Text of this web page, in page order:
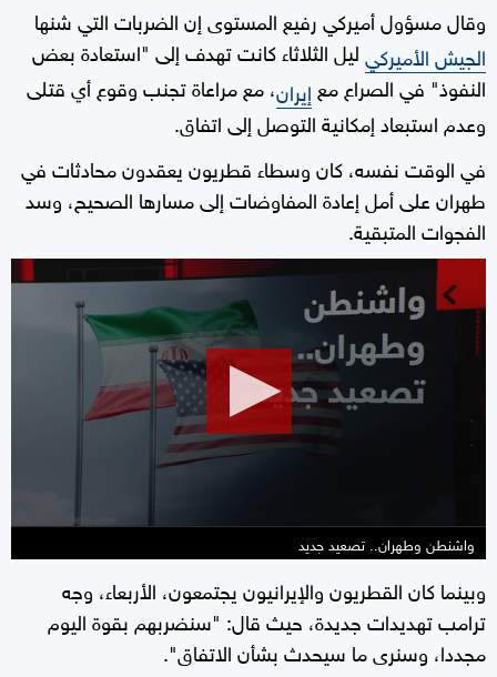
وقال مسؤول أميركي رفيع المستوى إن الضربات التي شنها
الجيش الأميركيليل الثلاثاء كانت تهدف إلى "استعادة بعض
النفوذ" في الصراع مع إيران، مع مراعاة تجنب وقوع أي قتلى
وعدم استبعاد إمكانية التوصل إلى اتفاق.
في الوقت نفسه، كان وسطاء قطريون يعقدون محادثات في
طهران على أمل إعادة المفاوضات إلى مسارها الصحيح، وسد
الفجوات المتبقية.
seconds
واشنطن وطهران.. تصعيد جديد
وبينما كان القطريون والإيرانيون يجتمعون، الأربعاء، وجه
ترامب تهديدات جديدة، حيث قال: "سنضربهم بقوة اليوم
مجددا، وسنرى ما سيحدث بشأن الاتفاق".